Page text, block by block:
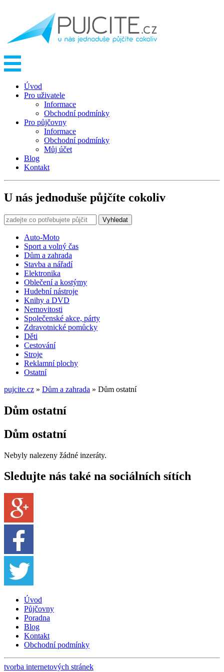
Úvod
Pro uživatele
Informace
Obchodní podmínky
Pro půjčovny
Informace
Obchodní podmínky
Můj účet
Blog
Kontakt
U nás jednoduše půjčíte cokoliv
Vyhledat
Auto-Moto
Sport a volný čas
Dům a zahrada
Stavba a nářadí
Elektronika
Oblečení a kostýmy
Hudební nástroje
Knihy a DVD
Nemovitosti
Společenské akce, párty
Zdravotnické pomůcky
Děti
Cestování
Stroje
Reklamní plochy
Ostatní
pujcite.cz » Dům a zahrada » Dům ostatní
Dům ostatní
Dům ostatní
Nebyly nalezeny žádné inzeráty.
Sledujte nás také na sociálních sítích
Úvod
Půjčovny
Poradna
Blog
Kontakt
Obchodní podmínky
tvorba internetových stránek